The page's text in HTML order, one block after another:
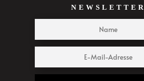
NEWSLETTER